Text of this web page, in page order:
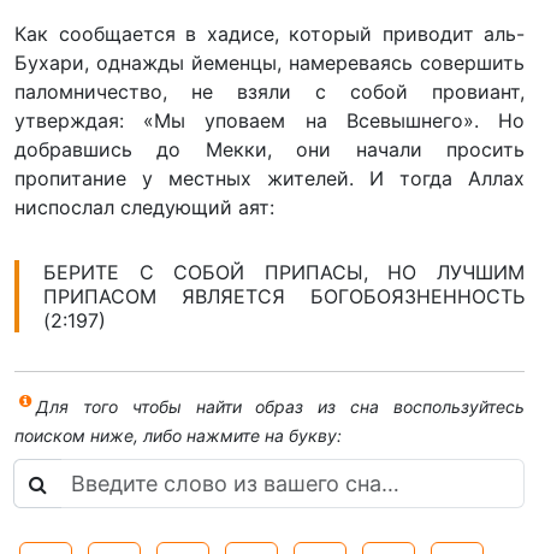
Как сообщается в хадисе, который приводит аль-
Бухари, однажды йеменцы, намереваясь совершить
паломничество, не взяли с собой провиант,
утверждая: «Мы уповаем на Всевышнего». Но
добравшись до Мекки, они начали просить
пропитание у местных жителей. И тогда Аллах
ниспослал следующий аят:
БЕРИТЕ С СОБОЙ ПРИПАСЫ, НО ЛУЧШИМ
ПРИПАСОМ ЯВЛЯЕТСЯ БОГОБОЯЗНЕННОСТЬ
(2:197)
Для того чтобы найти образ из сна воспользуйтесь
поиском ниже, либо нажмите на букву: